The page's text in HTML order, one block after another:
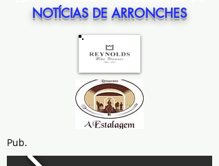
NOTÍCIAS DE ARRONCHES
Pub.